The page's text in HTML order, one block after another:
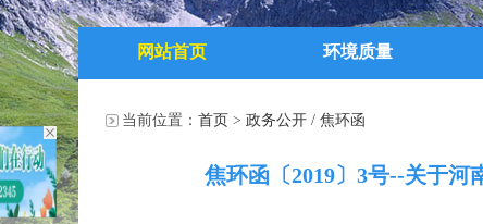
网站首页 环境质量
当前位置： 首页 > 政务公开 / 焦环函
焦环函〔2019〕3号--关于河